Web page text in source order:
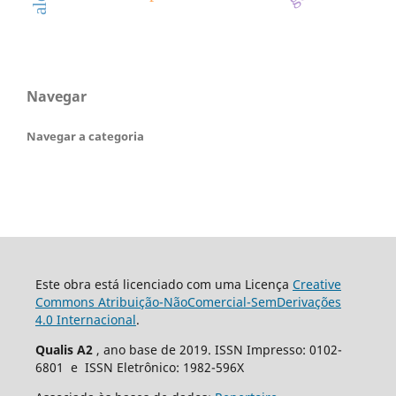
Navegar
Navegar a categoria
Este obra está licenciado com uma Licença Creative
Commons Atribuição-NãoComercial-SemDerivações
4.0 Internacional.
Qualis A2 , ano base de 2019. ISSN Impresso: 0102-
6801 e ISSN Eletrônico: 1982-596X